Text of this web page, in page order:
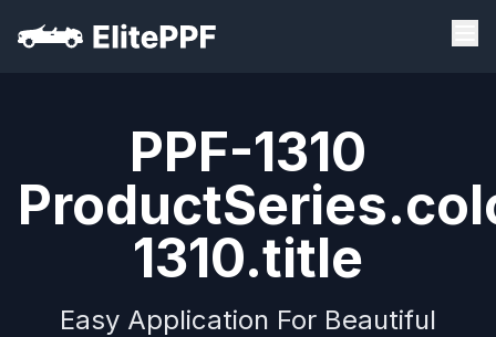
PPF-1310
1310.title
Easy Application For Beautiful